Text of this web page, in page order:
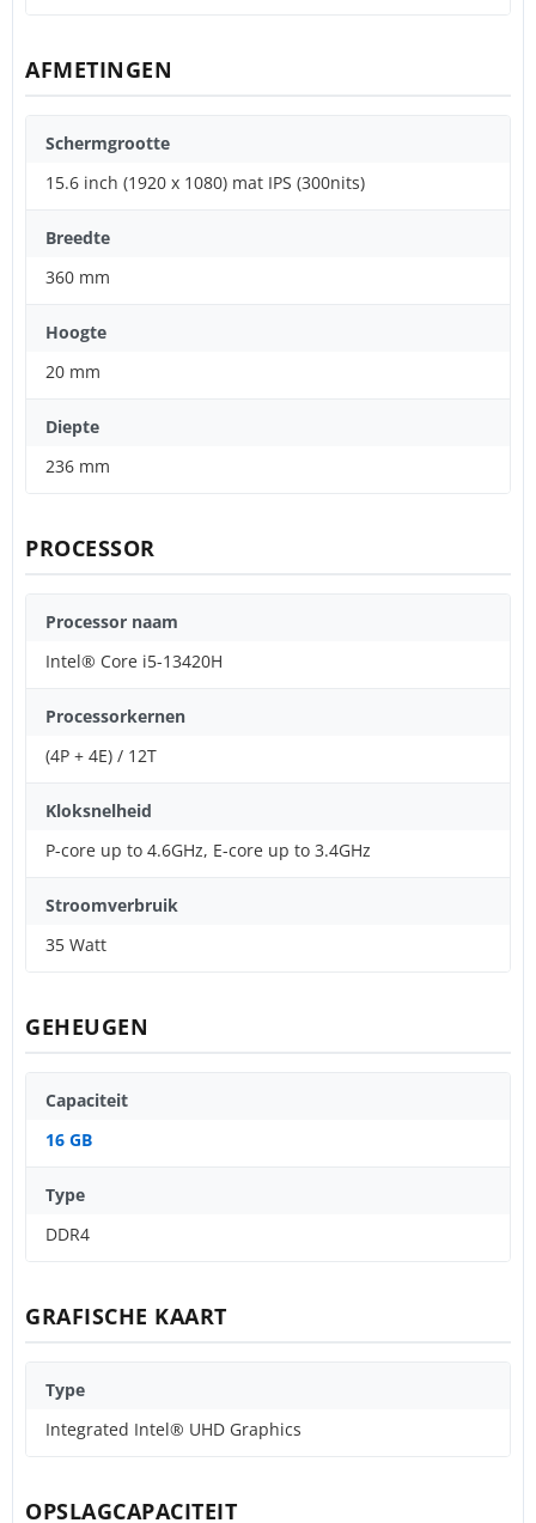
AFMETINGEN
Schermgrootte
15.6 inch (1920 x 1080) mat IPS (300nits)
Breedte
360 mm
Hoogte
20 mm
Diepte
236 mm
PROCESSOR
Processor naam
Intel® Core i5-13420H
Processorkernen
(4P + 4E) / 12T
Kloksnelheid
P-core up to 4.6GHz, E-core up to 3.4GHz
Stroomverbruik
35 Watt
GEHEUGEN
Capaciteit
16 GB
Type
DDR4
GRAFISCHE KAART
Type
Integrated Intel® UHD Graphics
OPSLAGCAPACITEIT